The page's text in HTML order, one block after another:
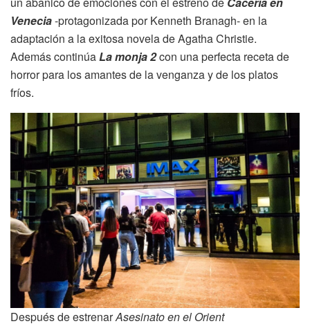
Venecia-protagonizada por Kenneth Branagh- en la
adaptación a la exitosa novela de Agatha Christie.
Además continúaLa monja 2con una perfecta receta de
horror para los amantes de la venganza y de los platos
fríos.
Después de estrenarAsesinato en el Orient